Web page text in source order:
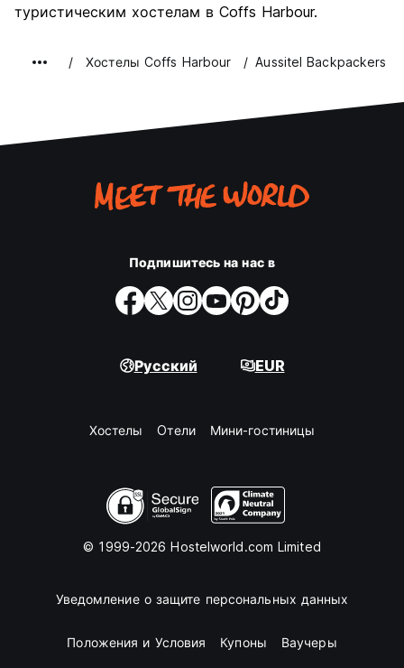
туристическим хостелам в Coffs Harbour.
Хостелы Coffs Harbour Aussitel Backpackers
Подпишитесь на нас в
Русский EUR
Хостелы Oтели Мини-гостиницы
© 1999-2026 Hostelworld.com Limited
Уведомление о защите персональных данных
Положения и Условия Купоны Ваучеры